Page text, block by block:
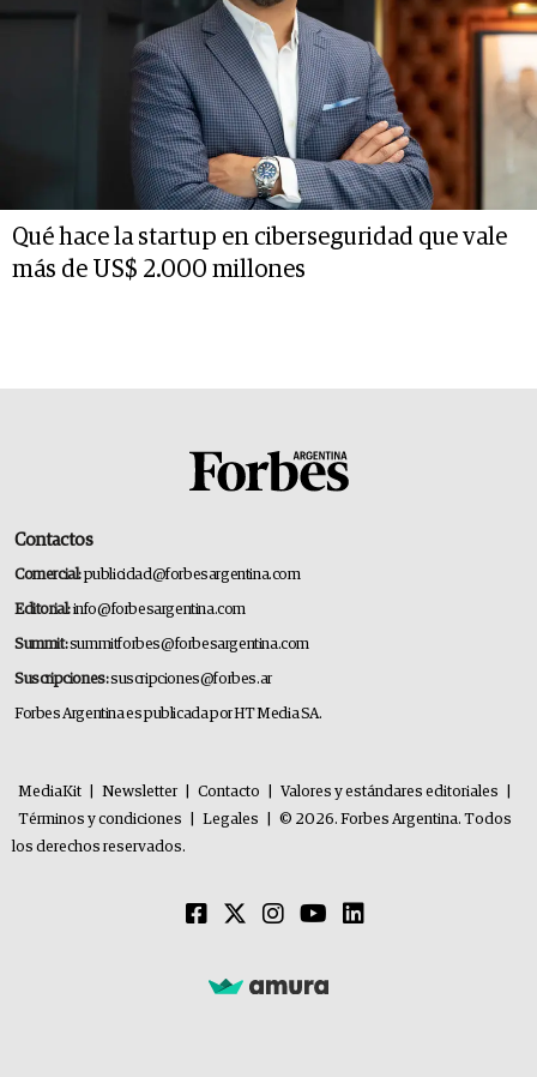
Qué hace la startup en ciberseguridad que vale
más de US$ 2.000 millones
Contactos
Comercial:publicidad@forbesargentina.com
Editorial:info@forbesargentina.com
Summit:summitforbes@forbesargentina.com
Suscripciones:suscripciones@forbes.ar
Forbes Argentina es publicada por HT Media SA.
MediaKit Newsletter Contacto Valores y estándares editoriales
Términos y condiciones
Legales
© 2026. Forbes Argentina. Todos
los derechos reservados.